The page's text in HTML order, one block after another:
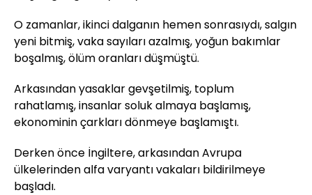
O zamanlar, ikinci dalganın hemen sonrasıydı, salgın
yeni bitmiş, vaka sayıları azalmış, yoğun bakımlar
boşalmış, ölüm oranları düşmüştü.
Arkasından yasaklar gevşetilmiş, toplum
rahatlamış, insanlar soluk almaya başlamış,
ekonominin çarkları dönmeye başlamıştı.
Derken önce İngiltere, arkasından Avrupa
ülkelerinden alfa varyantı vakaları bildirilmeye
başladı.